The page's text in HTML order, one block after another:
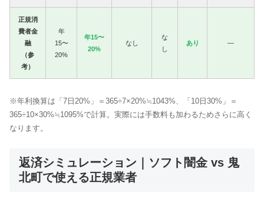
正規消
費者金
融
（参
考）
年
15〜
20%
年15〜
20%
なし
な
し
あり —
※年利換算は「7日20%」＝365÷7×20%≒1043%、「10日30%」＝
365÷10×30%≒1095%で計算。実際には手数料も加わるためさらに高く
なります。
返済シミュレーション｜ソフト闇金 vs 鬼
北町で使える正規業者